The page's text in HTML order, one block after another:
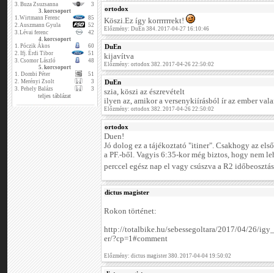
3. Buza Zsuzsanna
3
3. korcsoport
1.Wirtmann Ferenc
85
2.Auszmann Gyula
52
3.Lévai ferenc
42
4. korcsoport
1. Póczik Ákos
60
2. Ifj. Érdi Tibor
51
3. Csomor László
48
5. korcsoport
1. Dombi Péter
51
2. Merényi Zsolt
3
3. Pehely Balázs 3
teljes táblázat
ortodox
Köszi.Ez így korrrrrrekt!
Előzmény: DuEn 384. 2017-04-27 16:10:46
DuEn
kijavítva
Előzmény: ortodox 382. 2017-04-26 22:50:02
DuEn
szia, köszi az észrevételt
ilyen az, amikor a versenykiírásból ír az ember
Előzmény: ortodox 382. 2017-04-26 22:50:02
ortodox
Duen!
Jó dolog ez a tájékoztató "itiner". Csakhogy az
a PF.-ből. Vagyis 6:35-kor még biztos, hogy nem
perccel egész nap el vagy csúszva a R2
dictus magister
Rokon történet:
http://totalbike.hu/sebessegoltara/2017/04/26/
er/?cp=1#comment
Előzmény: dictus magister 380. 2017-04-04 19:50:02